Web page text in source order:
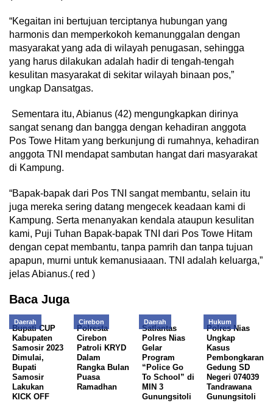
“Kegaitan ini bertujuan terciptanya hubungan yang
harmonis dan memperkokoh kemanunggalan dengan
masyarakat yang ada di wilayah penugasan, sehingga
yang harus dilakukan adalah hadir di tengah-tengah
kesulitan masyarakat di sekitar wilayah binaan pos,”
ungkap Dansatgas.
Sementara itu, Abianus (42) mengungkapkan dirinya
sangat senang dan bangga dengan kehadiran anggota
Pos Towe Hitam yang berkunjung di rumahnya, kehadiran
anggota TNI mendapat sambutan hangat dari masyarakat
di Kampung.
“Bapak-bapak dari Pos TNI sangat membantu, selain itu
juga mereka sering datang mengecek keadaan kami di
Kampung. Serta menanyakan kendala ataupun kesulitan
kami, Puji Tuhan Bapak-bapak TNI dari Pos Towe Hitam
dengan cepat membantu, tanpa pamrih dan tanpa tujuan
apapun, murni untuk kemanusiaaan. TNI adalah keluarga,”
jelas Abianus.( red )
Baca Juga
Daerah
Bupati CUP
Kabupaten
Samosir 2023
Dimulai,
Bupati
Samosir
Lakukan
KICK OFF
Cirebon
Polresta
Cirebon
Patroli KRYD
Dalam
Rangka Bulan
Puasa
Ramadhan
Daerah
Satlantas
Polres Nias
Gelar
Program
“Police Go
To School” di
MIN 3
Gunungsitoli
Hukum
Polres Nias
Ungkap
Kasus
Pembongkaran
Gedung SD
Negeri 074039
Tandrawana
Gunungsitoli